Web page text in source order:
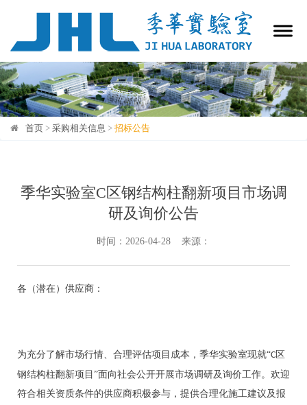
首页 > 采购相关信息 > 招标公告
季华实验室C区钢结构柱翻新项目市场调
研及询价公告
时间：2026-04-28 来源：
各（潜在）供应商：
为充分了解市场行情、合理评估项目成本，季华实验室现就“C 区
钢结构柱翻新项目”面向社会公开开展市场调研及询价工作。欢迎
符合相关资质条件的供应商积极参与，提供合理化施工建议及报